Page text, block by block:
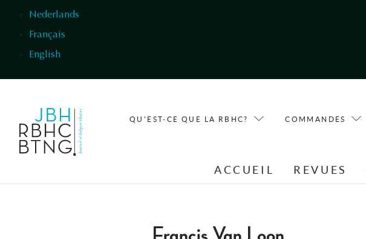
Nederlands
Français
English
QU'EST-CE QUE LA RBHC? COMMANDES
ACCUEIL REVUES